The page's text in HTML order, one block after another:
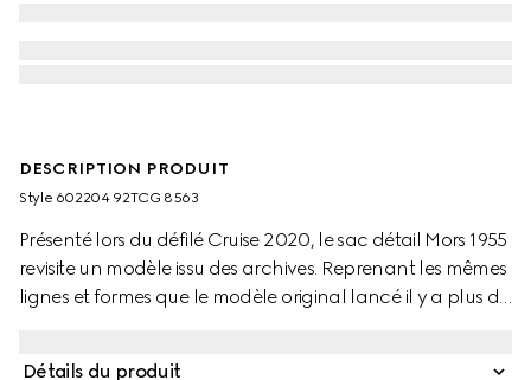
DESCRIPTION PRODUIT
Style ‎602204 92TCG 8563
Présenté lors du défilé Cruise 2020, le sac détail Mors 1955
revisite un modèle issu des archives. Reprenant les mêmes
lignes et formes que le modèle original lancé il y a plus de
Détails du produit